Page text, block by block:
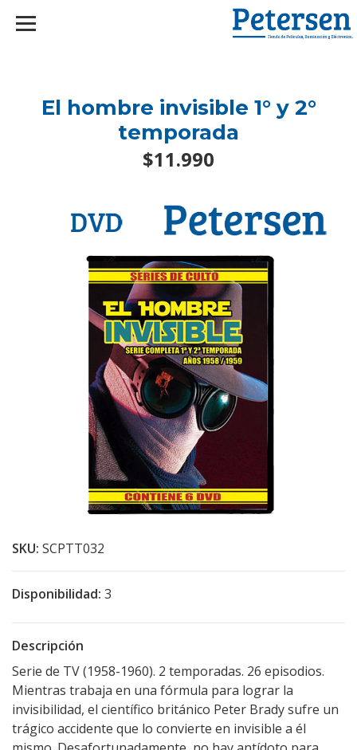
El hombre invisible 1° y 2°
temporada
$11.990
SKU: SCPTT032
Disponibilidad: 3
Descripción
Serie de TV (1958-1960). 2 temporadas. 26 episodios.
Mientras trabaja en una fórmula para lograr la
invisibilidad, el científico británico Peter Brady sufre un
trágico accidente que lo convierte en invisible a él